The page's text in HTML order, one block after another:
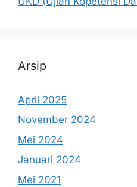
Arsip
April 2025
November 2024
Mei 2024
Januari 2024
Mei 2021